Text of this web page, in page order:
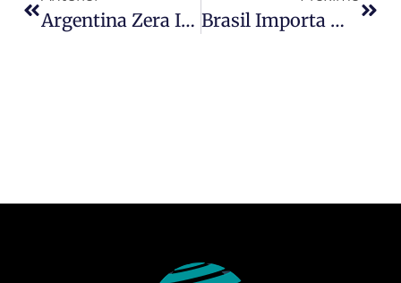
Argentina Zera Imposto De Exportação E Carro No Brasil Pode Ter Preço Menor Brasil Importa Mais Da Jordânia